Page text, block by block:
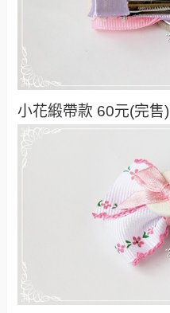
小花緞帶款 60元(完售)